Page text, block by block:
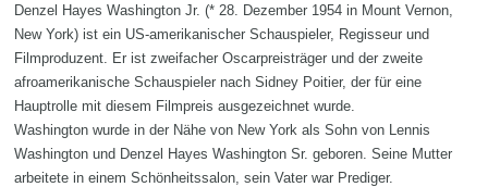
Denzel Hayes Washington Jr. (* 28. Dezember 1954 in Mount Vernon,
New York) ist ein US-amerikanischer Schauspieler, Regisseur und
Filmproduzent. Er ist zweifacher Oscarpreisträger und der zweite
afroamerikanische Schauspieler nach Sidney Poitier, der für eine
Hauptrolle mit diesem Filmpreis ausgezeichnet wurde.
Washington wurde in der Nähe von New York als Sohn von Lennis
Washington und Denzel Hayes Washington Sr. geboren. Seine Mutter
arbeitete in einem Schönheitssalon, sein Vater war Prediger.